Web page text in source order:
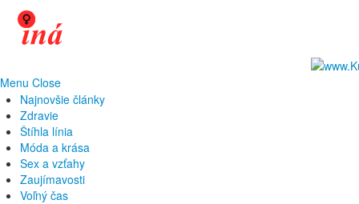
Menu Close
Najnovšie články
Zdravie
Štíhla línia
Móda a krása
Sex a vzťahy
Zaujímavosti
Voľný čas